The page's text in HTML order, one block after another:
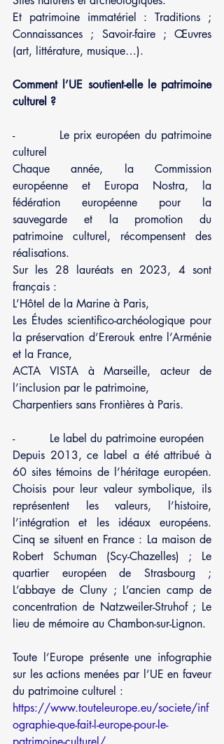
Et patrimoine immatériel : Traditions ;
Connaissances ; Savoir-faire ; Œuvres
(art, littérature, musique…).
Comment l’UE soutient-elle le patrimoine
culturel ?
-          Le prix européen du patrimoine
culturel
Chaque année, la Commission
européenne et Europa Nostra, la
fédération européenne pour la
sauvegarde et la promotion du
patrimoine culturel, récompensent des
réalisations.
Sur les 28 lauréats en 2023, 4 sont
français :
L’Hôtel de la Marine à Paris,
Les Études scientifico-archéologique pour
la préservation d’Ererouk entre l’Arménie
et la France,
ACTA VISTA à Marseille, acteur de
l’inclusion par le patrimoine,
Charpentiers sans Frontières à Paris.
-          Le label du patrimoine européen
Depuis 2013, ce label a été attribué à
60 sites témoins de l’héritage européen.
Choisis pour leur valeur symbolique, ils
représentent les valeurs, l’histoire,
l’intégration et les idéaux européens.
Cinq se situent en France : La maison de
Robert Schuman (Scy-Chazelles) ; Le
quartier européen de Strasbourg ;
L’abbaye de Cluny ; L’ancien camp de
concentration de Natzweiler-Struhof ; Le
lieu de mémoire au Chambon-sur-Lignon.
Toute l’Europe présente une infographie
sur les actions menées par l’UE en faveur
du patrimoine culturel :
https://www.touteleurope.eu/societe/inf
ographie-que-fait-l-europe-pour-le-